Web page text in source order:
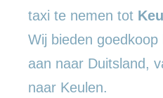
taxi te nemen tot
Wij bieden
aan naar Duitsland,
naar Keulen.